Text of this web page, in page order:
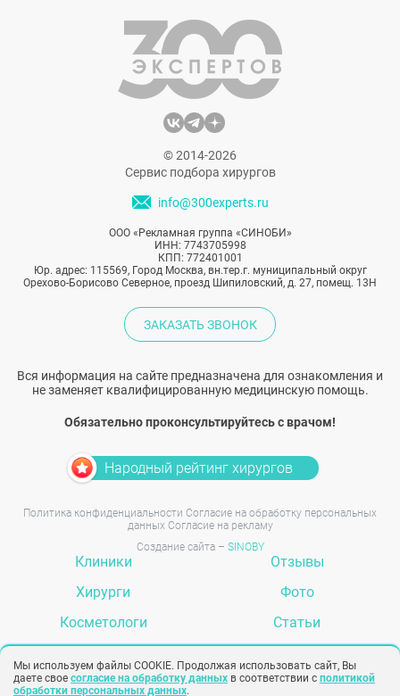
© 2014-2026
Сервис подбора хирургов
info@300experts.ru
ООО «Рекламная группа «СИНОБИ»
ИНН: 7743705998
КПП: 772401001
Юр. адрес: 115569, Город Москва, вн.тер.г. муниципальный округ
Орехово-Борисово Северное, проезд Шипиловский, д. 27, помещ. 13Н
ЗАКАЗАТЬ ЗВОНОК
Вся информация на сайте предназначена для ознакомления и
не заменяет квалифицированную медицинскую помощь.
Обязательно проконсультируйтесь с врачом!
Народный рейтинг хирургов
Политика конфиденциальности Согласие на обработку персональных
данных Согласие на рекламу
Создание сайта – SINOBY
Клиники
Хирурги
Косметологи
Отзывы
Фото
Статьи
Мы используем файлы COOKIE. Продолжая использовать сайт, Вы
даете свое согласие на обработку данных в соответствии с политикой
обработки персональных данных.